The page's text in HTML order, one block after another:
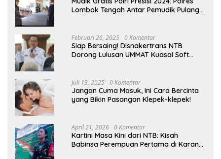
Lombok Tengah Antar Pemudik Pulang
Februari 26, 2025 0 Komentar
Siap Bersaing! Disnakertrans NTB
Dorong Lulusan UMMAT Kuasai Soft
Juli 13, 2025 0 Komentar
Jangan Cuma Masuk, Ini Cara Bercinta
yang Bikin Pasangan Klepek-klepek!
April 21, 2026 0 Komentar
Kartini Masa Kini dari NTB: Kisah
Babinsa Perempuan Pertama di Karang